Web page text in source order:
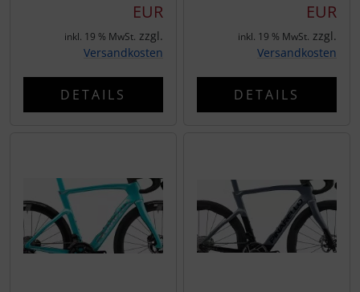
EUR
inkl. 19 % MwSt. zzgl.
Versandkosten
DETAILS
EUR
inkl. 19 % MwSt. zzgl.
Versandkosten
DETAILS